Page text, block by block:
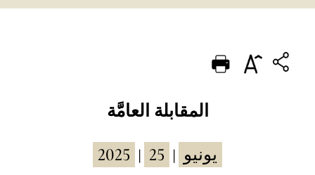
PORTUGUÊS
المقابلة العامَّة
2025 يونيو 25